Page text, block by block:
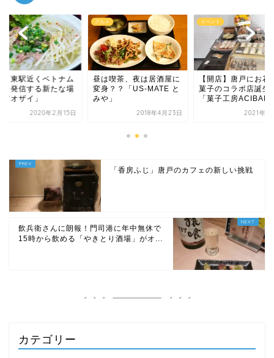
喫茶、夜は居酒屋に
？？「US-MATE と
」
2018年4月23日
イベント
【開店】唐戸にお花とお
菓子のコラボ店誕生。
「菓子工房ACIBADE...
2021年11月1日
グルメ
下関・東駅近くベト
文化を発信する新た
所「アオザイ」
2020年2
「香房ふじ」唐戸のカフェの新しい挑戦
飲兵衛さんに朗報！門司港に年中無休で
15時から飲める「やきとり酒場」がオ...
カテゴリー